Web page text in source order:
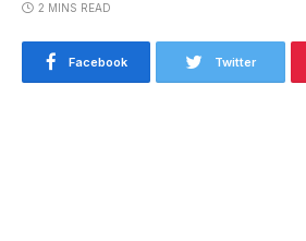
2 MINS READ
Facebook Twitter